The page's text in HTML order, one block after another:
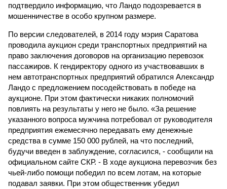
подтвердило информацию, что Ландо подозревается в
мошенничестве в особо крупном размере.
По версии следователей, в 2014 году мэрия Саратова
проводила аукцион среди транспортных предприятий на
право заключения договоров на организацию перевозок
пассажиров. К гендиректору одного из участвовавших в
нем автотранспортных предприятий обратился Александр
Ландо с предложением посодействовать в победе на
аукционе. При этом фактически никаких полномочий
повлиять на результаты у него не было. «За решение
указанного вопроса мужчина потребовал от руководителя
предприятия ежемесячно передавать ему денежные
средства в сумме 150 000 рублей, на что последний,
будучи введен в заблуждение, согласился, - сообщили на
официальном сайте СКР. - В ходе аукциона перевозчик без
чьей-либо помощи победил по всем лотам, на которые
подавал заявки. При этом общественник убедил